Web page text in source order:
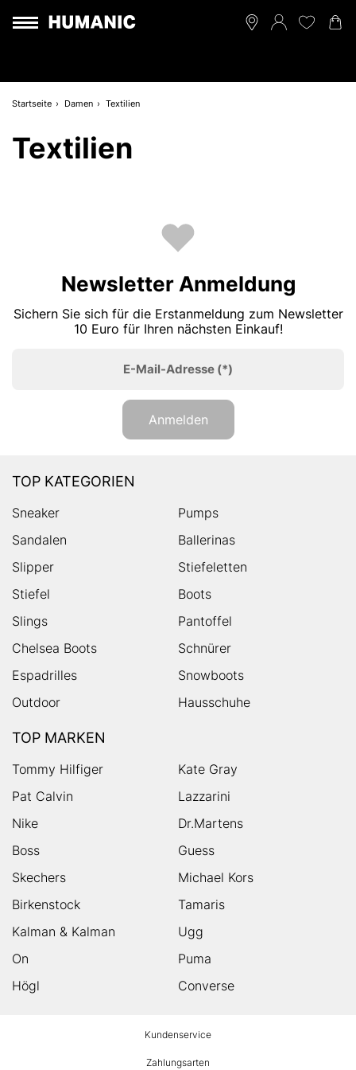
Startseite Damen Textilien
Textilien
Newsletter Anmeldung
Sichern Sie sich für die Erstanmeldung zum Newsletter
10 Euro für Ihren nächsten Einkauf!
E-Mail-Adresse (*)
Anmelden
TOP KATEGORIEN
Sneaker
Pumps
Sandalen
Ballerinas
Slipper
Stiefeletten
Stiefel
Boots
Slings
Pantoffel
Chelsea Boots
Schnürer
Espadrilles
Snowboots
Outdoor
Hausschuhe
TOP MARKEN
Tommy Hilfiger
Kate Gray
Pat Calvin
Lazzarini
Nike
Dr.Martens
Boss
Guess
Skechers
Michael Kors
Birkenstock
Tamaris
Kalman & Kalman
Ugg
On
Puma
Högl
Converse
Kundenservice
Zahlungsarten